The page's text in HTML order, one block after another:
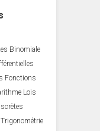
Binomiale
Fonctions
Lois
Trigonométrie